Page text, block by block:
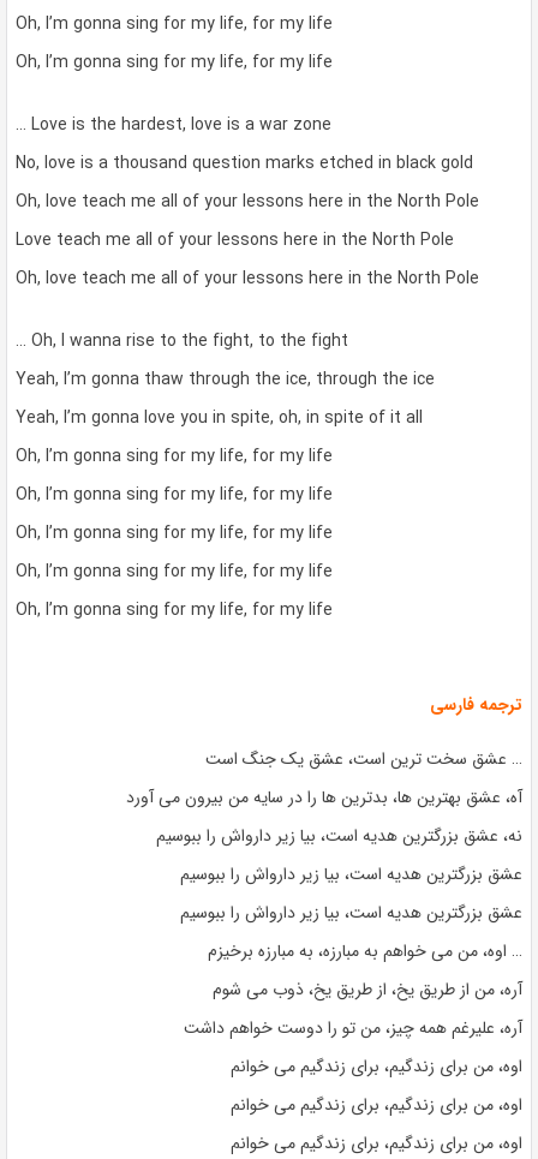
Oh, I’m gonna sing for my life, for my life
Oh, I’m gonna sing for my life, for my life
… Love is the hardest, love is a war zone
No, love is a thousand question marks etched in black gold
Oh, love teach me all of your lessons here in the North Pole
Love teach me all of your lessons here in the North Pole
Oh, love teach me all of your lessons here in the North Pole
… Oh, I wanna rise to the fight, to the fight
Yeah, I’m gonna thaw through the ice, through the ice
Yeah, I’m gonna love you in spite, oh, in spite of it all
Oh, I’m gonna sing for my life, for my life
Oh, I’m gonna sing for my life, for my life
Oh, I’m gonna sing for my life, for my life
Oh, I’m gonna sing for my life, for my life
Oh, I’m gonna sing for my life, for my life
ترجمه فارسی
… عشق سخت ترین است، عشق یک جنگ است
آه، عشق بهترین ها، بدترین ها را در سایه من بیرون می آورد
نه، عشق بزرگترین هدیه است، بیا زیر دارواش را ببوسیم
عشق بزرگترین هدیه است، بیا زیر دارواش را ببوسیم
عشق بزرگترین هدیه است، بیا زیر دارواش را ببوسیم
… اوه، من می خواهم به مبارزه، به مبارزه برخیزم
آره، من از طریق یخ، از طریق یخ، ذوب می شوم
آره، علیرغم همه چیز، من تو را دوست خواهم داشت
اوه، من برای زندگیم، برای زندگیم می خوانم
اوه، من برای زندگیم، برای زندگیم می خوانم
اوه، من برای زندگیم، برای زندگیم می خوانم